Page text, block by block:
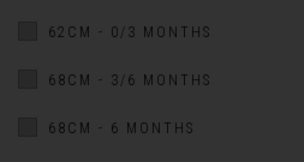
62CM - 0/3 MONTHS
68CM - 3/6 MONTHS
68CM - 6 MONTHS